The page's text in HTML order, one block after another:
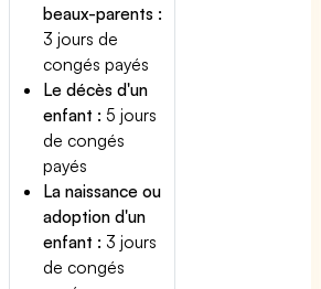
beaux-parents :
3 jours de
congés payés
Le décès d'un
enfant : 5 jours
de congés
payés
La naissance ou
adoption d'un
enfant : 3 jours
de congés